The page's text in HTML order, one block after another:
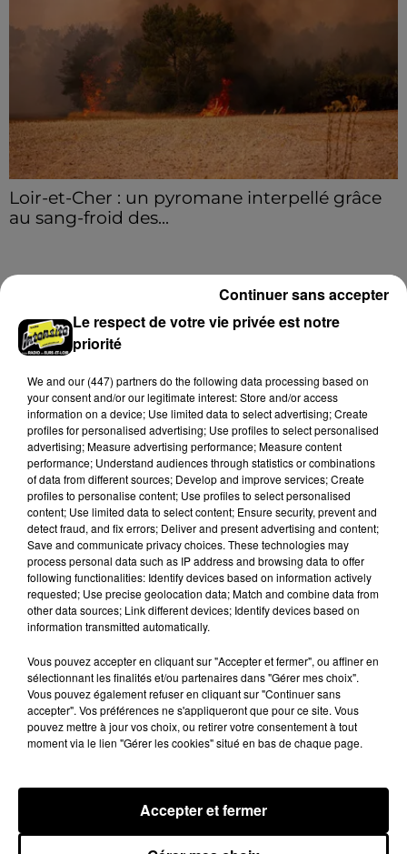
hausse des incivilités, la mairie de Gommerville
hausse...
Loir-et-Cher : un pyromane interpellé grâce
au sang-froid des...
secteur de Fontaine-les-Côteaux, Montoire et Lunay.
A LA UNE Voir plus
Loir-et-Cher : un pyromane interpellé grâce
au sang-froid des...
Samedi 25 juillet, plus d'une dizaine de feux de
champs et de sous-bois ont été déclenchés dans le
secteur de Fontaine-les-Côteaux, Montoire et Lunay.
Grâce...
LE GRAND FORMAT Voir plus
Le respect de votre vie privée est notre
priorité
We and our (447) partnersdo the following data processing based on
your consent and/or our legitimate interest: Store and/or access
information on a device; Use limited data to select advertising; Create
profiles for personalised advertising; Use profiles to select personalised
advertising; Measure advertising performance; Measure content
performance; Understand audiences through statistics or combinations
of data from different sources; Develop and improve services; Create
profiles to personalise content; Use profiles to select personalised
content; Use limited data to select content; Ensure security, prevent and
detect fraud, and fix errors; Deliver and present advertising and content;
Save and communicate privacy choices. These technologies may
process personal data such as IP address and browsing data to offer
following functionalities: Identify devices based on information actively
requested; Use precise geolocation data; Match and combine data from
other data sources; Link different devices; Identify devices based on
information transmitted automatically.
Vous pouvez accepter en cliquant sur "Accepter et fermer", ou affiner en
sélectionnant les finalités et/ou partenaires dans "Gérer mes choix".
Vous pouvez également refuser en cliquant sur "Continuer sans
accepter". Vos préférences ne s'appliqueront que pour ce site. Vous
pouvez mettre à jour vos choix, ou retirer votre consentement à tout
moment via le lien "Gérer les cookies" situé en bas de chaque page.
Accepter et fermer
Continuer sans accepter